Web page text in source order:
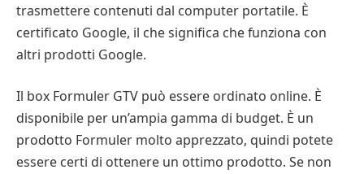
trasmettere contenuti dal computer portatile. È
certificato Google, il che significa che funziona con
altri prodotti Google.
Il box Formuler GTV può essere ordinato online. È
disponibile per un’ampia gamma di budget. È un
prodotto Formuler molto apprezzato, quindi potete
essere certi di ottenere un ottimo prodotto. Se non